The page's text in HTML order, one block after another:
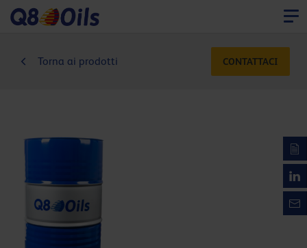
Torna ai prodotti CONTATTACI